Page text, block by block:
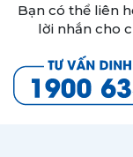
Bạn có thể liên
lời nhắn cho